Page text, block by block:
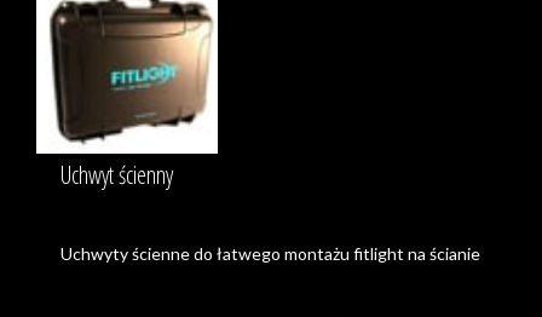
Uchwyt ścienny
Uchwyty ścienne do łatwego montażu fitlight na ścianie